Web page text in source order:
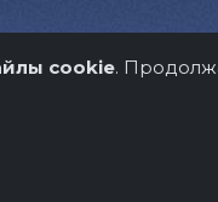
cookie.